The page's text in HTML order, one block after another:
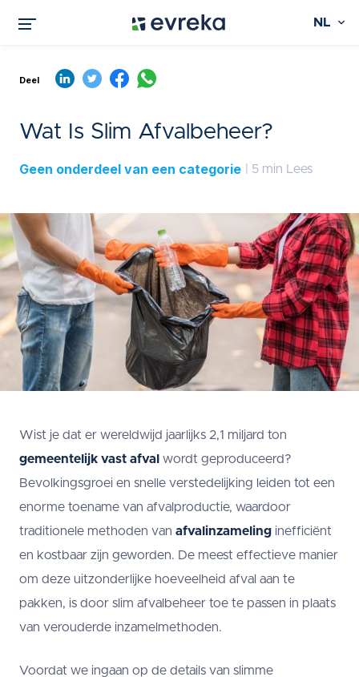
NL
Deel
Wat Is Slim Afvalbeheer?
Geen onderdeel van een categorie | 5 min Lees
Wist je dat er wereldwijd jaarlijks 2,1 miljard ton
gemeentelijk vast afval wordt geproduceerd?
Bevolkingsgroei en snelle verstedelijking leiden tot een
enorme toename van afvalproductie, waardoor
traditionele methoden van afvalinzameling inefficiënt
en kostbaar zijn geworden. De meest effectieve manier
om deze uitzonderlijke hoeveelheid afval aan te
pakken, is door slim afvalbeheer toe te passen in plaats
van verouderde inzamelmethoden.
Voordat we ingaan op de details van slimme